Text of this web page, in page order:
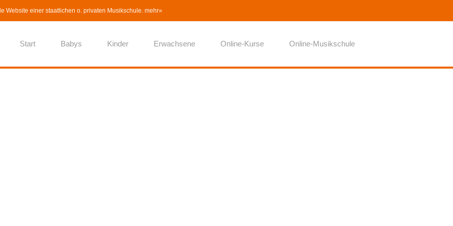
Website einer staatlichen o. privaten Musikschule. mehr»
Start Babys Kinder Erwachsene Online-Kurse Online-Musikschule